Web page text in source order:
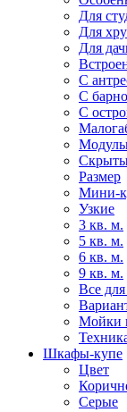
Для
Для
Для
С
С
С
Размер
Мини-
Узкие
3 кв. м.
5 кв. м.
6 кв. м.
9 кв. м.
Все
Мойки
Шкафы-купе
Цвет
Серые